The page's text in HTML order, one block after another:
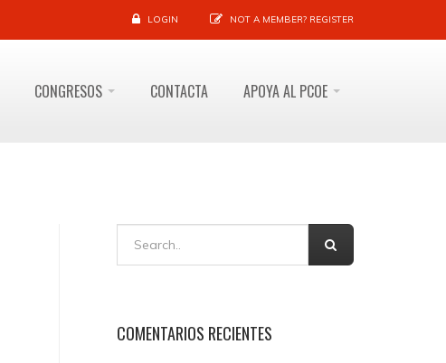
LOGIN NOT A MEMBER? REGISTER
CONGRESOS CONTACTA APOYA AL PCOE
COMENTARIOS RECIENTES